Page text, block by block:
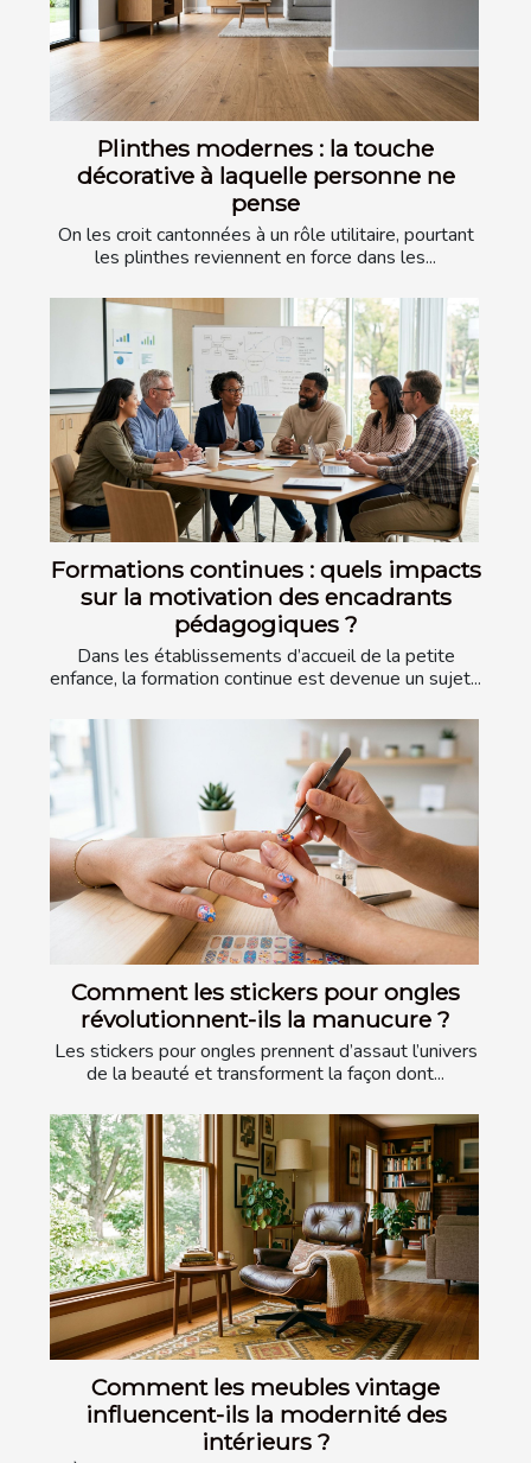
Plinthes modernes : la touche
décorative à laquelle personne ne
pense
On les croit cantonnées à un rôle utilitaire, pourtant
les plinthes reviennent en force dans les...
Formations continues : quels impacts
sur la motivation des encadrants
pédagogiques ?
Dans les établissements d’accueil de la petite
enfance, la formation continue est devenue un sujet...
Comment les stickers pour ongles
révolutionnent-ils la manucure ?
Les stickers pour ongles prennent d’assaut l’univers
de la beauté et transforment la façon dont...
Comment les meubles vintage
influencent-ils la modernité des
intérieurs ?